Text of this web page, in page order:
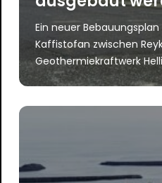
Ein neuer
Kaffistofan zwischen
Geothermiekraftwerk